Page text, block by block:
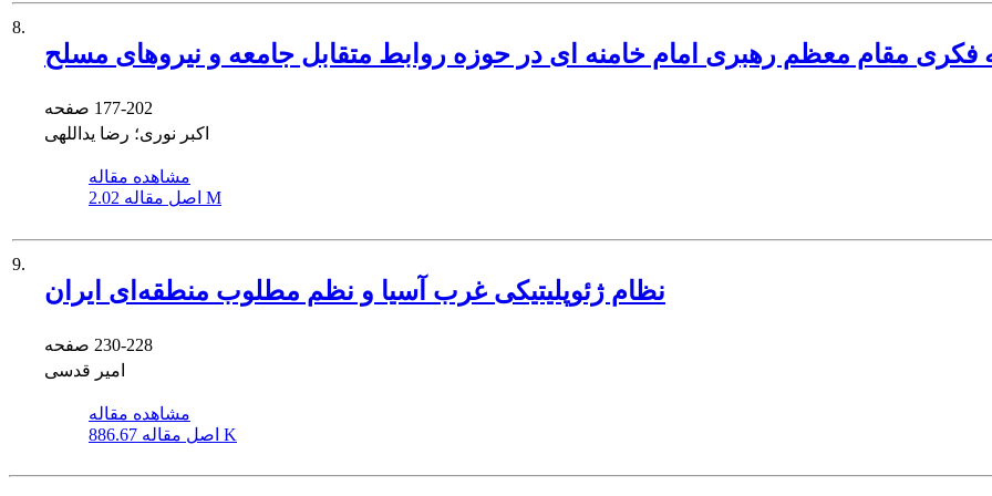
8.
فکری مقام معظم رهبری امام خامنه ای در حوزه روابط متقابل جامعه و نیروهای مسلح
177-202
اکبر نوری؛ رضا یداللهی
مشاهده مقاله
اصل مقاله 2.02 M
9.
نظام ژئوپلیتیکی غرب آسیا و نظم مطلوب منطقه‌ای ایران
230-228
امیر قدسی
مشاهده مقاله
اصل مقاله 886.67 K